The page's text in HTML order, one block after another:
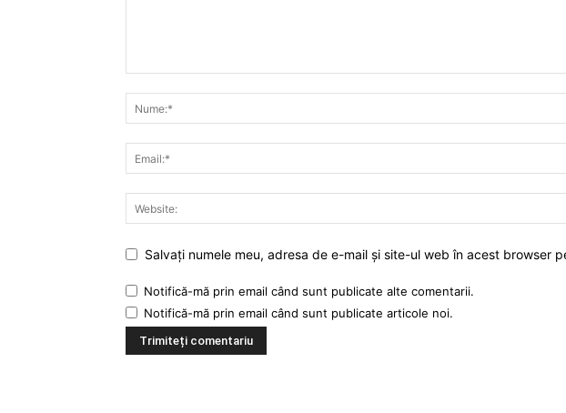
Salvați numele meu, adresa de e-mail și site-ul web în acest browser
Notifică-mă prin email când sunt publicate alte comentarii.
Notifică-mă prin email când sunt publicate articole noi.